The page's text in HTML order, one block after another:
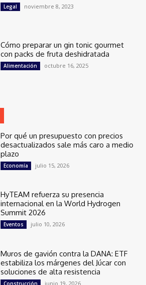
Legal noviembre 8, 2023
Cómo preparar un gin tonic gourmet
con packs de fruta deshidratada
Alimentación octubre 16, 2025
Por qué un presupuesto con precios
desactualizados sale más caro a medio
plazo
Economía julio 15, 2026
HyTEAM refuerza su presencia
internacional en la World Hydrogen
Summit 2026
Eventos julio 10, 2026
Muros de gavión contra la DANA: ETF
estabiliza los márgenes del Júcar con
soluciones de alta resistencia
junio 19, 2026